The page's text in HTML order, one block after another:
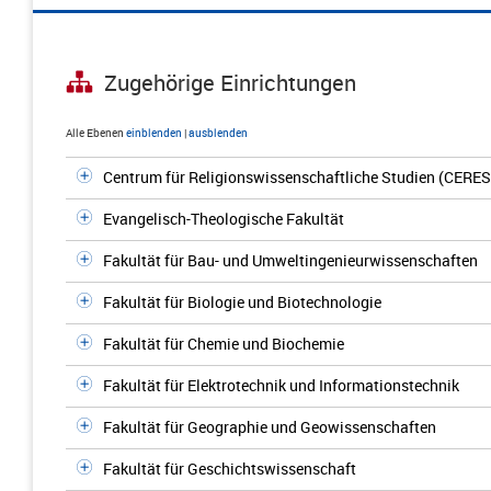
Zugehörige Einrichtungen
Alle Ebenen einblenden |ausblenden
Centrum für Religionswissenschaftliche Studien
Evangelisch-Theologische Fakultät
Fakultät für Bau- und Umweltingenieurwissenschaften
Fakultät für Biologie und Biotechnologie
Fakultät für Chemie und Biochemie
Fakultät für Elektrotechnik und Informationstechnik
Fakultät für Geographie und Geowissenschaften
Fakultät für Geschichtswissenschaft